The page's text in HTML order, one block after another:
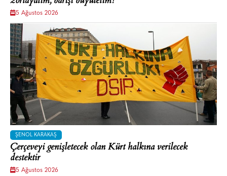
5 Ağustos 2026
ŞENOL KARAKAŞ
Çerçeveyi genişletecek olan Kürt halkına verilecek
destektir
5 Ağustos 2026